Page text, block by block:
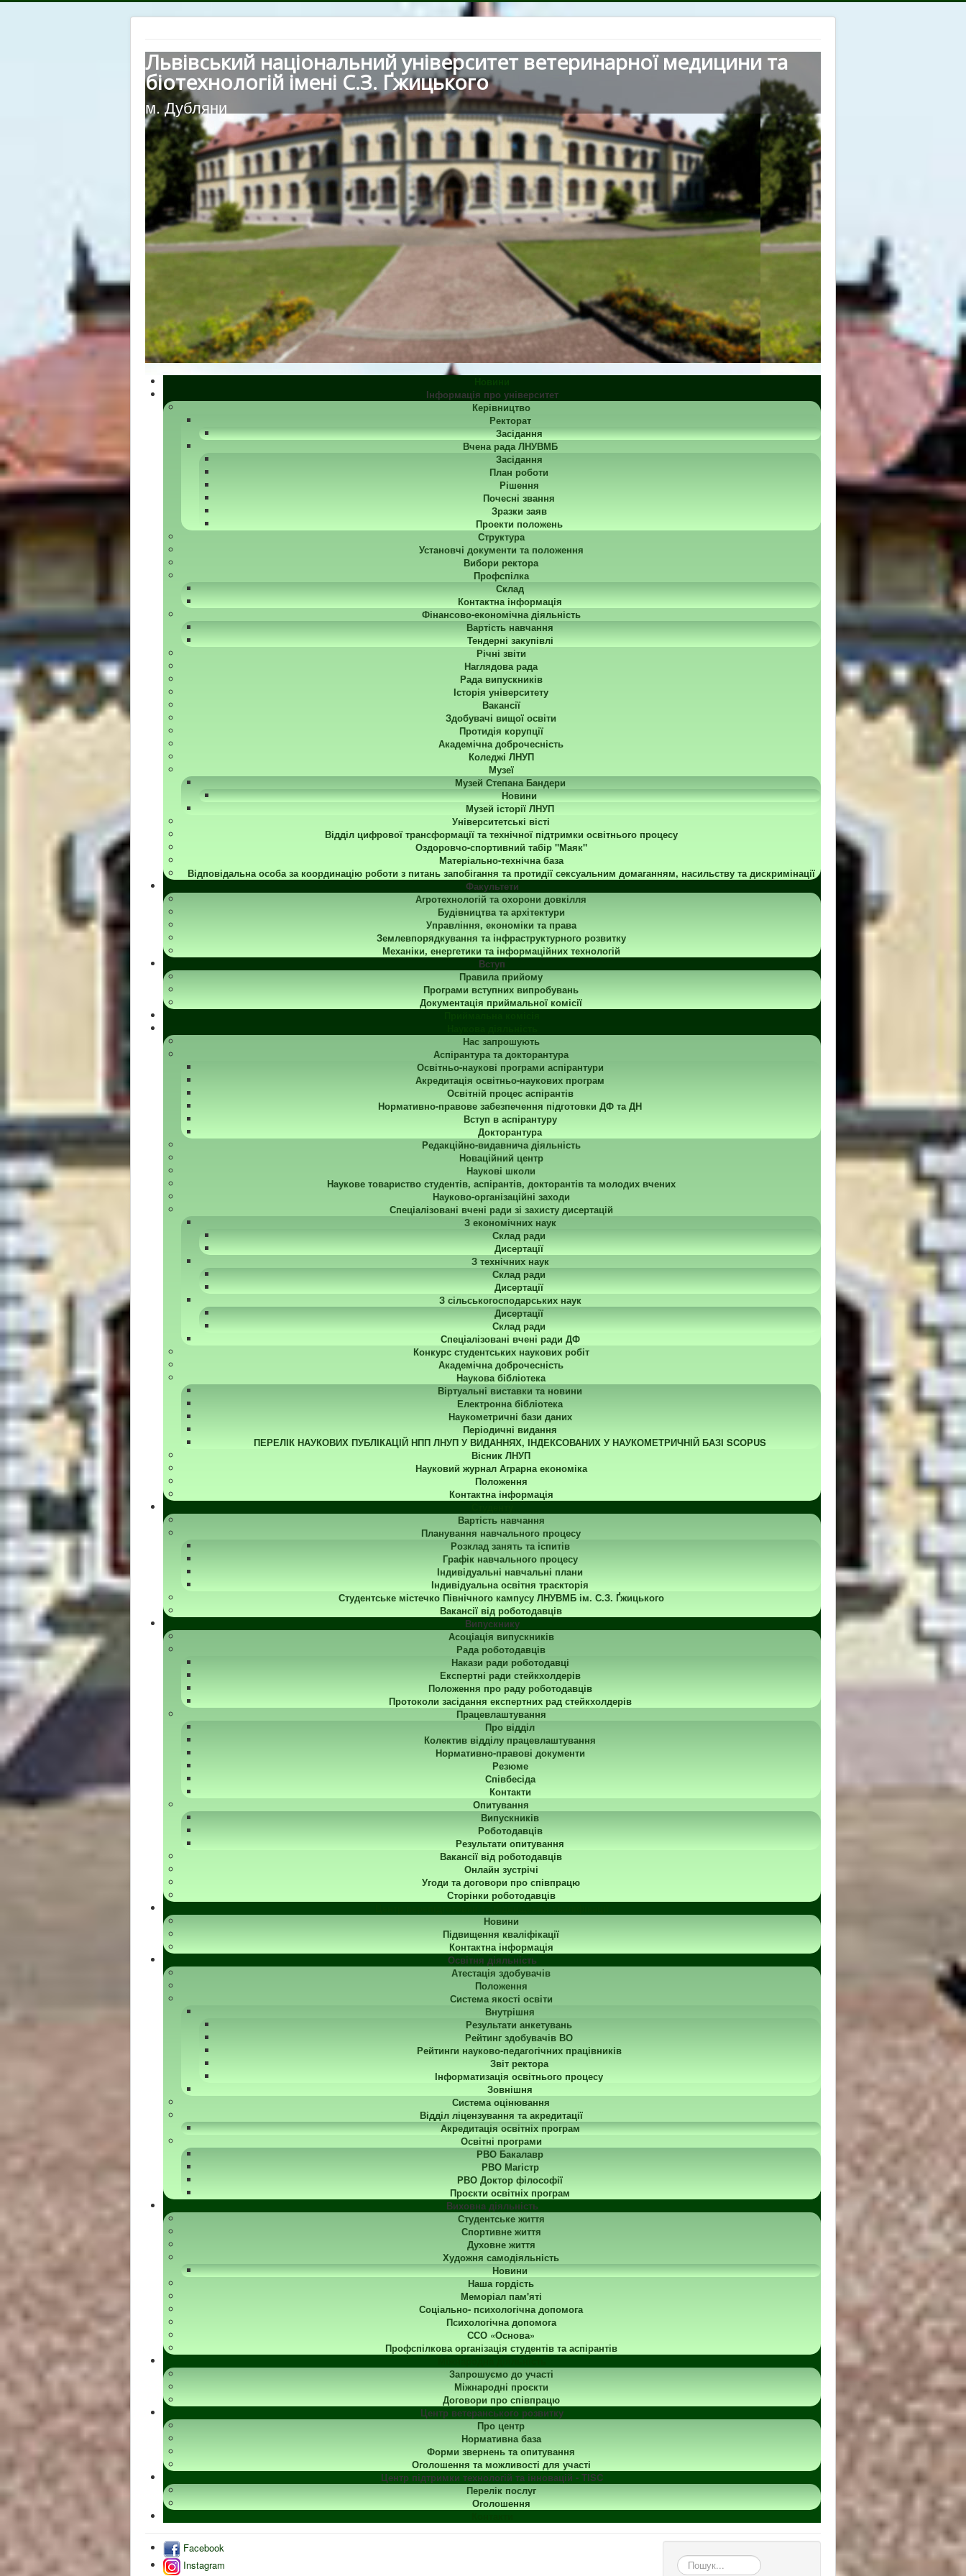
Львівський національний університет ветеринарної медицини та
біотехнологій імені С.З. Ґжицького
м. Дубляни
Інформація про університет
Керівництво
Ректорат
Засідання
Вчена рада ЛНУВМБ
Засідання
План роботи
Рішення
Почесні звання
Зразки заяв
Проекти положень
Структура
Установчі документи та положення
Вибори ректора
Профспілка
Склад
Контактна інформація
Фінансово-економічна діяльність
Вартість навчання
Тендерні закупівлі
Річні звіти
Наглядова рада
Рада випускників
Історія університету
Вакансії
Здобувачі вищої освіти
Протидія корупції
Академічна доброчесність
Коледжі ЛНУП
Музеї
Музей Степана Бандери
Новини
Музей історії ЛНУП
Університетські вісті
Відділ цифрової трансформації та технічної підтримки освітнього процесу
Оздоровчо-спортивний табір "Маяк"
Матеріально-технічна база
Відповідальна особа за координацію роботи з питань запобігання та протидії сексуальним домаганням, насильству та дискримінації
Факультети
Агротехнологій та охорони довкілля
Будівництва та архітектури
Управління, економіки та права
Землевпорядкування та інфраструктурного розвитку
Механіки, енергетики та інформаційних технологій
Вступ
Правила прийому
Програми вступних випробувань
Документація приймальної комісії
Нас запрошують
Аспірантура та докторантура
Освітньо-наукові програми аспірантури
Акредитація освітньо-наукових програм
Освітній процес аспірантів
Нормативно-правове забезпечення підготовки ДФ та ДН
Вступ в аспірантуру
Докторантура
Редакційно-видавнича діяльність
Новаційний центр
Наукові школи
Наукове товариство студентів, аспірантів, докторантів та молодих вчених
Науково-організаційні заходи
Спеціалізовані вчені ради зі захисту дисертацій
З економічних наук
Склад ради
Дисертації
З технічних наук
Склад ради
Дисертації
З сільськогосподарських наук
Дисертації
Склад ради
Спеціалізовані вчені ради ДФ
Конкурс студентських наукових робіт
Академічна доброчесність
Наукова бібліотека
Віртуальні виставки та новини
Електронна бібліотека
Наукометричні бази даних
Періодичні видання
ПЕРЕЛІК НАУКОВИХ ПУБЛІКАЦІЙ НПП ЛНУП У ВИДАННЯХ, ІНДЕКСОВАНИХ У НАУКОМЕТРИЧНІЙ БАЗІ SCOPUS
Вісник ЛНУП
Науковий журнал Аграрна економіка
Положення
Контактна інформація
Вартість навчання
Планування навчального процесу
Розклад занять та іспитів
Графік навчального процесу
Індивідуальні навчальні плани
Індивідуальна освітня траєкторія
Студентське містечко Північного кампусу ЛНУВМБ ім. С.З. Ґжицького
Вакансії від роботодавців
Випускнику
Асоціація випускників
Рада роботодавців
Накази ради роботодавці
Експертні ради стейкхолдерів
Положення про раду роботодавців
Протоколи засідання експертних рад стейкхолдерів
Працевлаштування
Про відділ
Колектив відділу працевлаштування
Нормативно-правові документи
Резюме
Співбесіда
Контакти
Опитування
Випускників
Роботодавців
Результати опитування
Вакансії від роботодавців
Онлайн зустрічі
Угоди та договори про співпрацю
Сторінки роботодавців
Новини
Підвищення кваліфікації
Контактна інформація
Освітня діяльність
Атестація здобувачів
Положення
Система якості освіти
Внутрішня
Результати анкетувань
Рейтинг здобувачів ВО
Рейтинги науково-педагогічних працівників
Звіт ректора
Інформатизація освітнього процесу
Зовнішня
Система оцінювання
Відділ ліцензування та акредитації
Акредитація освітніх програм
Освітні програми
РВО Бакалавр
РВО Магістр
РВО Доктор філософії
Проєкти освітніх програм
Виховна діяльність
Студентське життя
Спортивне життя
Духовне життя
Художня самодіяльність
Новини
Наша гордість
Меморіал пам'яті
Соціально- психологічна допомога
Психологічна допомога
ССО «Основа»
Профспілкова організація студентів та аспірантів
Запрошуємо до участі
Міжнародні проєкти
Договори про співпрацю
Центр ветеранського розвитку
Про центр
Нормативна база
Форми звернень та опитування
Оголошення та можливості для участі
Центр підтримки технологій та інновацій - TISC
Перелік послуг
Оголошення
Facebook
Instagram
пошук